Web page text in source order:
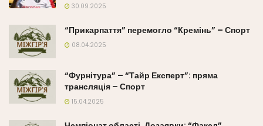
30.09.2025
“Прикарпаття” перемогло “Кремінь” – Спорт
08.04.2025
“Фурнітура” – “Тайр Експерт”: пряма
трансляція – Спорт
15.04.2025